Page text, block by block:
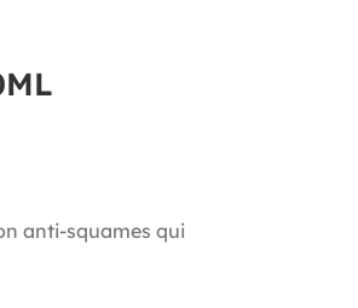
anti-squames qui